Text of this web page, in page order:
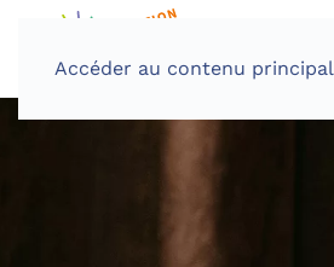
Accéder au contenu principal